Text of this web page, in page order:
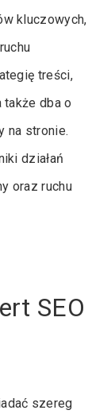
kluczowych,
treści,
także dba o
na stronie.
działań
oraz ruchu
SEO
szereg